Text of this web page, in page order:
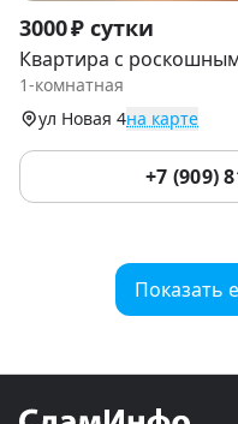
Item
1
of
3000 ₽ сутки
Квартира с
1-комнатная
ул Новая 4на карте
+7 (909)
Показать